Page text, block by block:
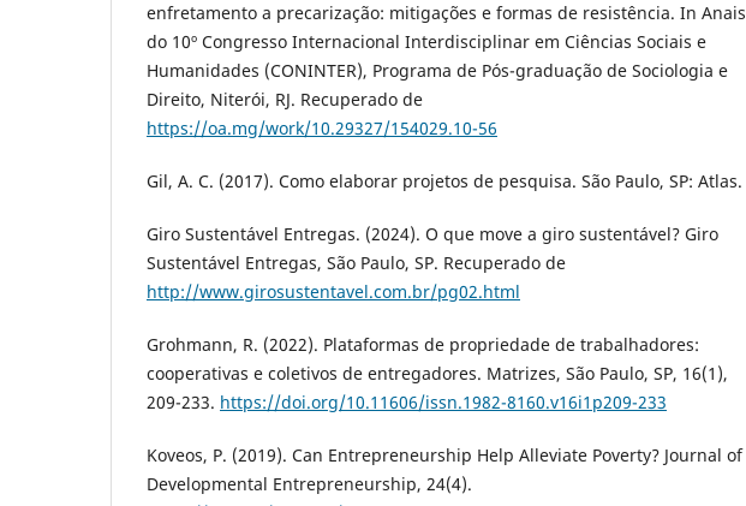
enfretamento a precarização: mitigações e formas de resistência. In Anais
do 10º Congresso Internacional Interdisciplinar em Ciências Sociais e
Humanidades (CONINTER), Programa de Pós-graduação de Sociologia e
Direito, Niterói, RJ. Recuperado de
https://oa.mg/work/10.29327/154029.10-56
Gil, A. C. (2017). Como elaborar projetos de pesquisa. São Paulo, SP: Atlas.
Giro Sustentável Entregas. (2024). O que move a giro sustentável? Giro
Sustentável Entregas, São Paulo, SP. Recuperado de
http://www.girosustentavel.com.br/pg02.html
Grohmann, R. (2022). Plataformas de propriedade de trabalhadores:
cooperativas e coletivos de entregadores. Matrizes, São Paulo, SP, 16(1),
209-233. https://doi.org/10.11606/issn.1982-8160.v16i1p209-233
Koveos, P. (2019). Can Entrepreneurship Help Alleviate Poverty? Journal of
Developmental Entrepreneurship, 24(4).